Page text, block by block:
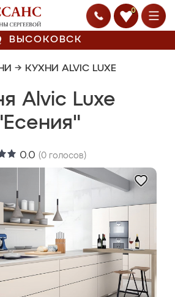
0
ВЫСОКОВСК
→ КУХНИ ALVIC LUXE
Alvic Luxe
0.0 (0 голосов)